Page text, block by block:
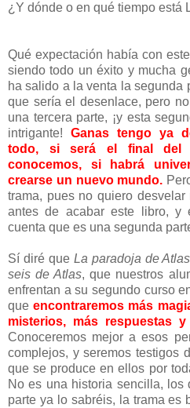
¿Y dónde o en qué tiempo está
Qué expectación había con
siendo todo un éxito y mucha
ha salido a la venta la segunda
que sería el desenlace, pero
una tercera parte, ¡y esta
intrigante! Ganas tengo ya
todo, si será el final
conocemos, si habrá
crearse un nuevo mundo.
trama, pues no quiero
antes de acabar este libro, y
cuenta que es una segunda
Sí diré que La paradoja de
seis de Atlas, que nuestros
enfrentan a su segundo curso
queencontraremos más
misterios, más respuestas
Conoceremos mejor a esos
complejos, y seremos testigos
que se produce en ellos por
No es una historia sencilla,
parte ya lo sabréis, la trama es